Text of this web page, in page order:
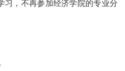
习，不再参加经济学院的专业分